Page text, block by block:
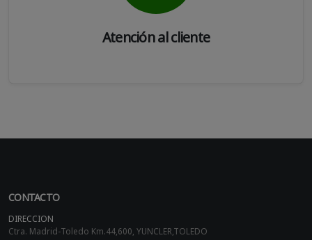
Atención al cliente
CONTACTO
DIRECCION
Ctra. Madrid-Toledo Km.44,600, YUNCLER,TOLEDO